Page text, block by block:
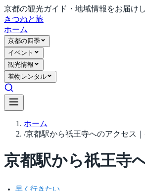
京都の観光ガイド・地域情報をお届けし
きつねと旅
ホーム
京都の四季
イベント
観光情報
着物レンタル
ホーム
/京都駅から祇王寺へのアクセス
京都駅から祇王寺
早く行きたい